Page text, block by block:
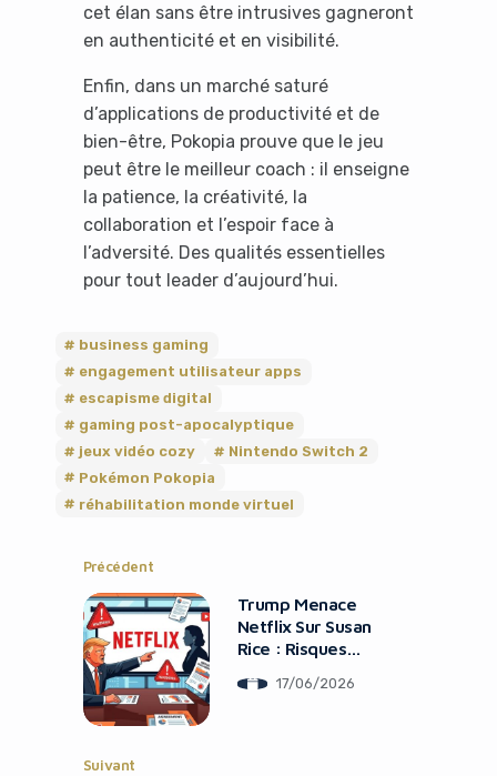
cet élan sans être intrusives gagneront
en authenticité et en visibilité.
Enfin, dans un marché saturé
d’applications de productivité et de
bien-être, Pokopia prouve que le jeu
peut être le meilleur coach : il enseigne
la patience, la créativité, la
collaboration et l’espoir face à
l’adversité. Des qualités essentielles
pour tout leader d’aujourd’hui.
business gaming
engagement utilisateur apps
escapisme digital
gaming post-apocalyptique
jeux vidéo cozy
Nintendo Switch 2
Pokémon Pokopia
réhabilitation monde virtuel
Précédent
Trump Menace
Netflix Sur Susan
Rice : Risques
Tech 17/06/2026
Suivant